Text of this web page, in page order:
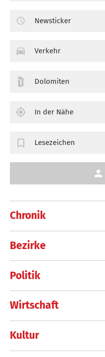
Chronik
Bezirke
Politik
Wirtschaft
Kultur
Newsticker
Verkehr
Dolomiten
In der Nähe
Lesezeichen